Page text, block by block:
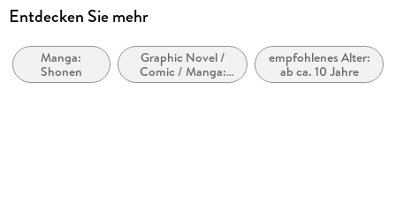
Autor/Autorin
Übersetzung
Josef Shanel
Entdecken Sie mehr
Manga:
Shonen
Graphic Novel /
Comic / Manga:
Krimi, Mystery und
empfohlenes Alter:
ab ca. 10 Jahre